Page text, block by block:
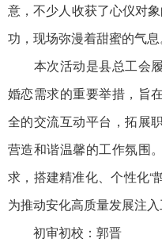
意，不少人收获了心仪对
功，现场弥漫着甜蜜的气息
本次活动是县总工会履
婚恋需求的重要举措，旨
全的交流互动平台，拓展
营造和谐温馨的工作氛围
求，搭建精准化、个性化“
为推动安化高质量发展注入
初审初校：郭晋